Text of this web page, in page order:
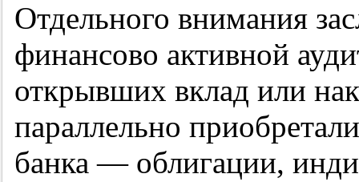
Отдельного внимания
финансово активной
открывших вклад или
параллельно
банка — облигации,